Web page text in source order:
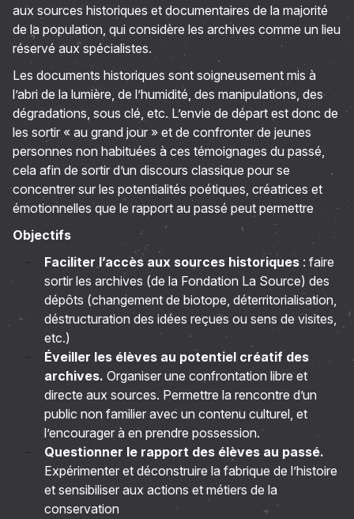
aux sources historiques et documentaires de la majorité
de la population, qui considère les archives comme un lieu
réservé aux spécialistes.
Les documents historiques sont soigneusement mis à
l’abri de la lumière, de l’humidité, des manipulations, des
dégradations, sous clé, etc. L’envie de départ est donc de
les sortir « au grand jour » et de confronter de jeunes
personnes non habituées à ces témoignages du passé,
cela afin de sortir d’un discours classique pour se
concentrer sur les potentialités poétiques, créatrices et
émotionnelles que le rapport au passé peut permettre
Objectifs
Faciliter l’accès aux sources historiques : faire
sortir les archives (de la Fondation La Source) des
dépôts (changement de biotope, déterritorialisation,
déstructuration des idées reçues ou sens de visites,
etc.)
Éveiller les élèves au potentiel créatif des
archives. Organiser une confrontation libre et
directe aux sources. Permettre la rencontre d’un
public non familier avec un contenu culturel, et
l’encourager à en prendre possession.
Questionner le rapport des élèves au passé.
Expérimenter et déconstruire la fabrique de l’histoire
et sensibiliser aux actions et métiers de la
conservation